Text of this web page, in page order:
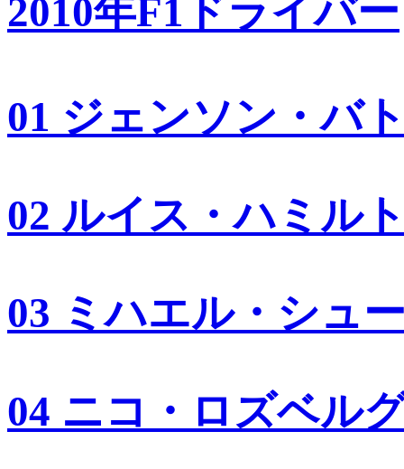
2010年F1ドライバー
01 ジェンソン・バ
02 ルイス・ハミル
03 ミハエル・シュ
04 ニコ・ロズベル